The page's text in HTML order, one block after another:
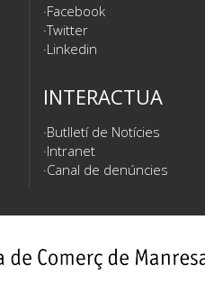
Facebook
Twitter
Linkedin
INTERACTUA
Butlletí de Notícies
Intranet
Canal de denúncies